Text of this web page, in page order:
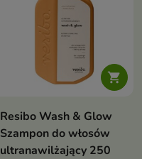

Resibo Wash & Glow
Szampon do włosów
ultranawilżający 250